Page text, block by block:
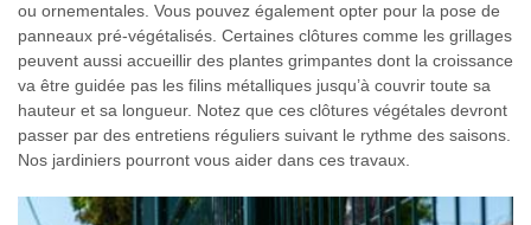
ou ornementales. Vous pouvez également opter pour la pose de
panneaux pré-végétalisés. Certaines clôtures comme les grillages
peuvent aussi accueillir des plantes grimpantes dont la croissance
va être guidée pas les filins métalliques jusqu’à couvrir toute sa
hauteur et sa longueur. Notez que ces clôtures végétales devront
passer par des entretiens réguliers suivant le rythme des saisons.
Nos jardiniers pourront vous aider dans ces travaux.